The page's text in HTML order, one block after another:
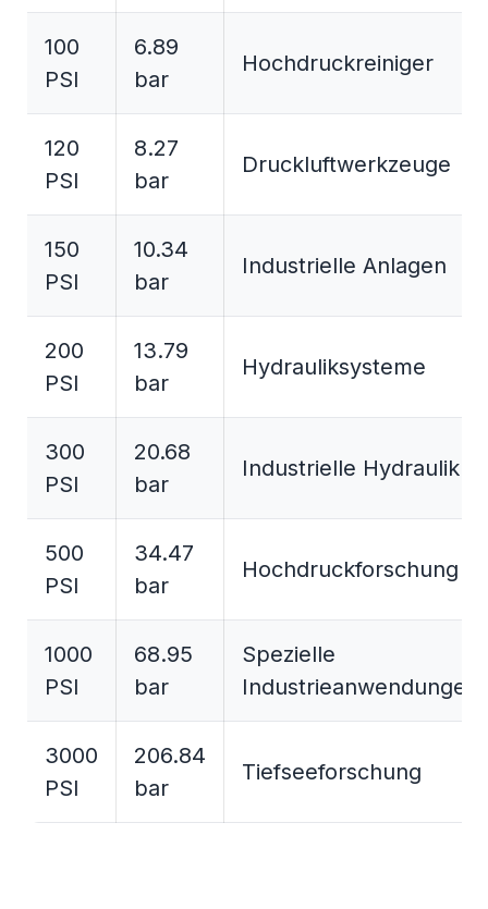
100
PSI
6.89
bar
Hochdruckreiniger
120
PSI
8.27
bar
Druckluftwerkzeuge
150
PSI
10.34
bar
Industrielle Anlagen
200
PSI
13.79
bar
Hydrauliksysteme
300
PSI
20.68
bar
Industrielle Hydraulik
500
PSI
34.47
bar
Hochdruckforschung
1000
PSI
68.95
bar
Spezielle
Industrieanwendungen
3000
PSI
206.84
bar
Tiefseeforschung